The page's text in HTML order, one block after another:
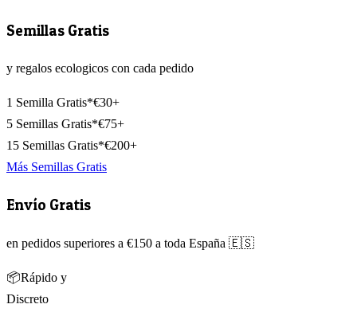
Semillas Gratis
y regalos ecologicos con cada pedido
1 Semilla Gratis*€30+
5 Semillas Gratis*€75+
15 Semillas Gratis*€200+
Más Semillas Gratis
Envío Gratis
en pedidos superiores a €150 a toda España 🇪🇸
📦Rápido y
Discreto